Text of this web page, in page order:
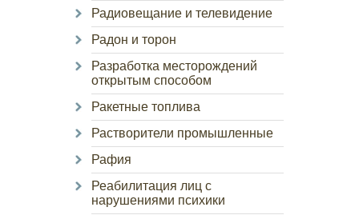
Радиовещание и телевидение
Радон и торон
Разработка месторождений
открытым способом
Ракетные топлива
Растворители промышленные
Рафия
Реабилитация лиц с
нарушениями психики